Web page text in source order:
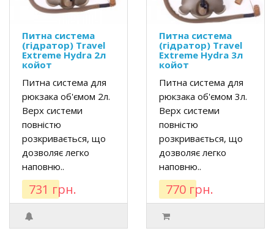
Питна система
(гідратор) Travel
Extreme Hydra 2л
койот
Питна система для
рюкзака об'ємом 2л.
Верх системи
повністю
розкривається, що
дозволяє легко
наповню..
731 грн.
Питна система
(гідратор) Travel
Extreme Hydra 3л
койот
Питна система для
рюкзака об'ємом 3л.
Верх системи
повністю
розкривається, що
дозволяє легко
наповню..
770 грн.